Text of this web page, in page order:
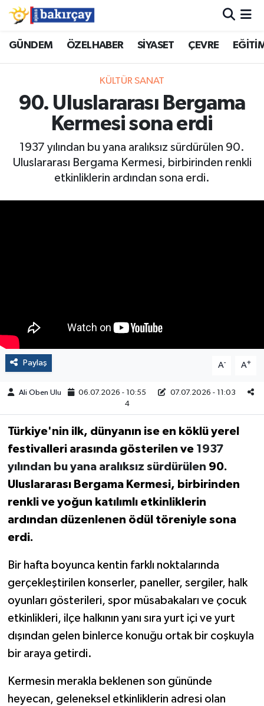
GÜNDEM ÖZELHABER SİYASET ÇEVRE
KÜLTÜR SANAT
90. Uluslararası Bergama
Kermesi sona erdi
1937 yılından bu yana aralıksız sürdürülen 90.
Uluslararası Bergama Kermesi, birbirinden renkli
etkinliklerin ardından sona erdi.
Paylaş A- A+
Ali Oben Ulu 06.07.2026 - 10:55
07.07.2026 - 11:03
4
Türkiye'nin ilk, dünyanın ise en köklü yerel
festivalleri arasında gösterilen ve 1937
yılından bu yana aralıksız sürdürülen 90.
Uluslararası Bergama Kermesi, birbirinden
renkli ve yoğun katılımlı etkinliklerin
ardından düzenlenen ödül töreniyle sona
erdi.
Bir hafta boyunca kentin farklı noktalarında
gerçekleştirilen konserler, paneller, sergiler, halk
oyunları gösterileri, spor müsabakaları ve çocuk
etkinlikleri, ilçe halkının yanı sıra yurt içi ve yurt
dışından gelen binlerce konuğu ortak bir coşkuyla
bir araya getirdi.
Kermesin merakla beklenen son gününde
heyecan, geleneksel etkinliklerin adresi olan
İzmir Nöbetçi Eczaneler
İzmir Hava Durumu
İzmir Namaz Vakitleri
Süper Lig Puan Durumu ve Fikstür